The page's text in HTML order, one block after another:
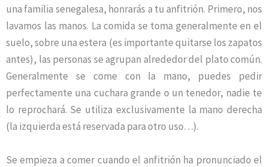
una familia senegalesa, honrarás a tu anfitrión. Primero, nos
lavamos las manos. La comida se toma generalmente en el
suelo, sobre una estera (es importante quitarse los zapatos
antes), las personas se agrupan alrededor del plato común.
Generalmente se come con la mano, puedes pedir
perfectamente una cuchara grande o un tenedor, nadie te
lo reprochará. Se utiliza exclusivamente la mano derecha
(la izquierda está reservada para otro uso…).
Se empieza a comer cuando el anfitrión ha pronunciado el